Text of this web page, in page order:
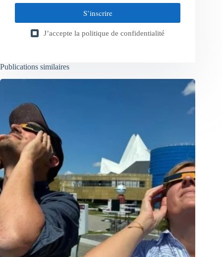
S’inscrire
J’accepte la politique de confidentialité
Publications similaires